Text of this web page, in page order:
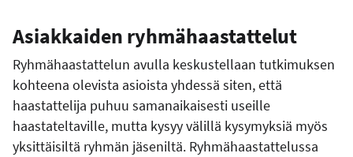
Asiakkaiden ryhmähaastattelut
Ryhmähaastattelun avulla keskustellaan tutkimuksen
kohteena olevista asioista yhdessä siten, että
haastattelija puhuu samanaikaisesti useille
haastateltaville, mutta kysyy välillä kysymyksiä myös
yksittäisiltä ryhmän jäseniltä. Ryhmähaastattelussa